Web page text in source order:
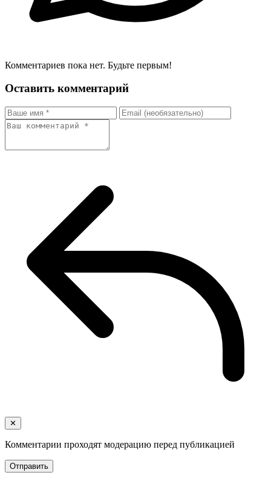
Комментариев пока нет. Будьте первым!
Оставить комментарий
✕
Комментарии проходят модерацию перед публикацией
Отправить